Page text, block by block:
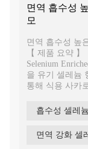
면역 흡수성
모
면역 흡수성 높
【 제품 요약 】
Selenium
을 유기 셀레늄
통해 식용 사카
selenium,
흡수성 셀레
면역 강화 셀